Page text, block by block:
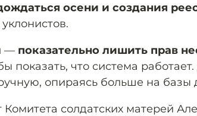
осени и создания
— показательно лишить прав
показать, что система
опираясь больше на
Комитета солдатских матерей